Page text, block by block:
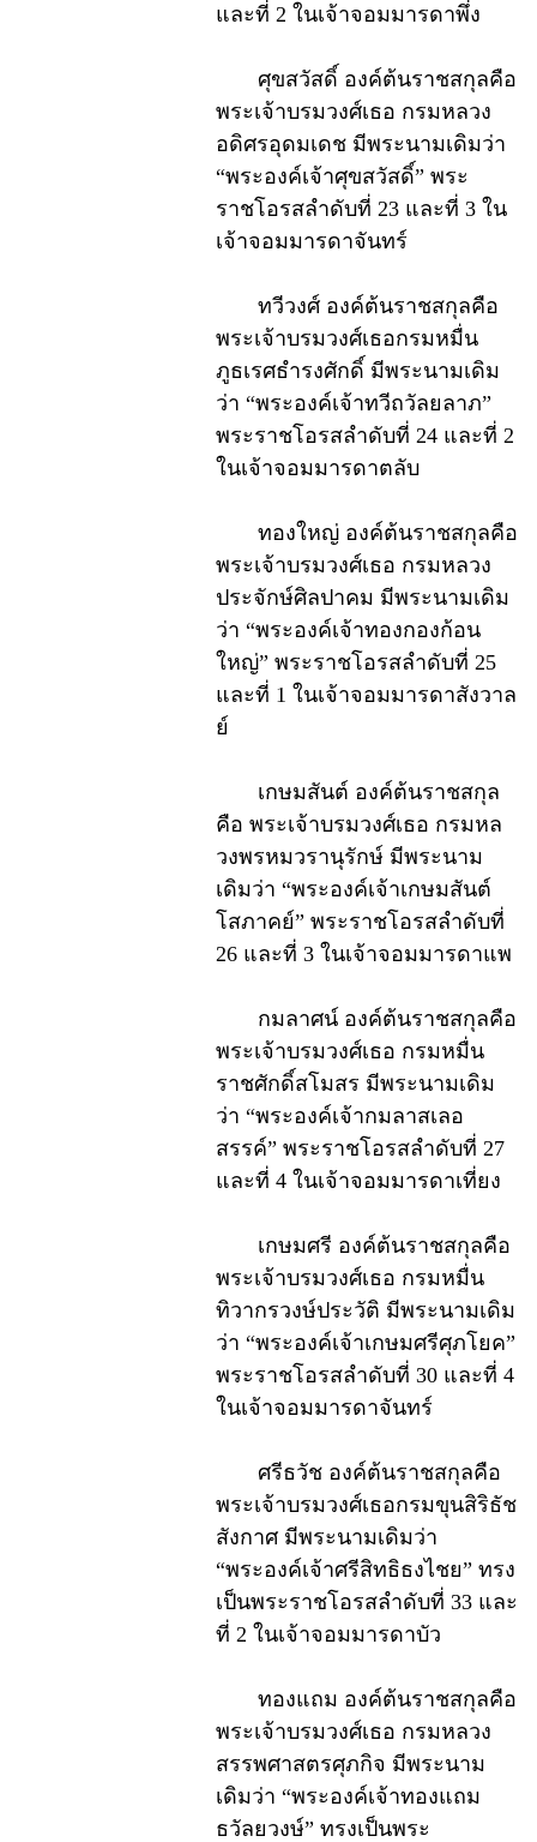
และที่ 2 ในเจ้าจอมมารดาพึ่ง
ศุขสวัสดิ์ องค์ต้นราชสกุลคือ
พระเจ้าบรมวงศ์เธอ กรมหลวง
อดิศรอุดมเดช มีพระนามเดิมว่า
“พระองค์เจ้าศุขสวัสดิ์” พระ
ราชโอรสลำดับที่ 23 และที่ 3 ใน
เจ้าจอมมารดาจันทร์
ทวีวงศ์ องค์ต้นราชสกุลคือ
พระเจ้าบรมวงศ์เธอกรมหมื่น
ภูธเรศธำรงศักดิ์ มีพระนามเดิม
ว่า “พระองค์เจ้าทวีถวัลยลาภ”
พระราชโอรสลำดับที่ 24 และที่ 2
ในเจ้าจอมมารดาตลับ
ทองใหญ่ องค์ต้นราชสกุลคือ
พระเจ้าบรมวงศ์เธอ กรมหลวง
ประจักษ์ศิลปาคม มีพระนามเดิม
ว่า “พระองค์เจ้าทองกองก้อน
ใหญ่” พระราชโอรสลำดับที่ 25
และที่ 1 ในเจ้าจอมมารดาสังวาล
ย์
เกษมสันต์ องค์ต้นราชสกุล
คือ พระเจ้าบรมวงศ์เธอ กรมหล
วงพรหมวรานุรักษ์ มีพระนาม
เดิมว่า “พระองค์เจ้าเกษมสันต์
โสภาคย์” พระราชโอรสลำดับที่
26 และที่ 3 ในเจ้าจอมมารดาแพ
กมลาศน์ องค์ต้นราชสกุลคือ
พระเจ้าบรมวงศ์เธอ กรมหมื่น
ราชศักดิ์สโมสร มีพระนามเดิม
ว่า “พระองค์เจ้ากมลาสเลอ
สรรค์” พระราชโอรสลำดับที่ 27
และที่ 4 ในเจ้าจอมมารดาเที่ยง
เกษมศรี องค์ต้นราชสกุลคือ
พระเจ้าบรมวงศ์เธอ กรมหมื่น
ทิวากรวงษ์ประวัติ มีพระนามเดิม
ว่า “พระองค์เจ้าเกษมศรีศุภโยค”
พระราชโอรสลำดับที่ 30 และที่ 4
ในเจ้าจอมมารดาจันทร์
ศรีธวัช องค์ต้นราชสกุลคือ
พระเจ้าบรมวงศ์เธอกรมขุนสิริธัช
สังกาศ มีพระนามเดิมว่า
“พระองค์เจ้าศรีสิทธิธงไชย” ทรง
เป็นพระราชโอรสลำดับที่ 33 และ
ที่ 2 ในเจ้าจอมมารดาบัว
ทองแถม องค์ต้นราชสกุลคือ
พระเจ้าบรมวงศ์เธอ กรมหลวง
สรรพศาสตรศุภกิจ มีพระนาม
เดิมว่า “พระองค์เจ้าทองแถม
ธวัลยวงษ์” ทรงเป็นพระ